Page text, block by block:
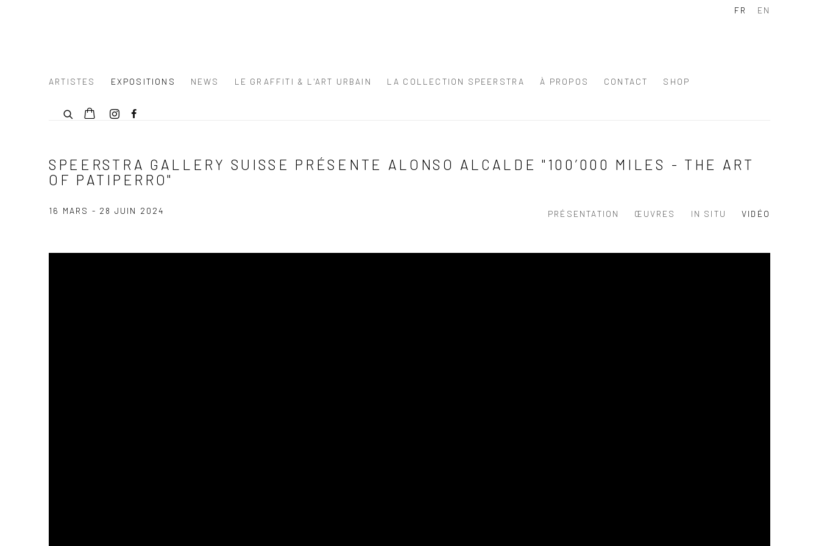
ARTISTES EXPOSITIONS NEWS LE GRAFFITI & L'ART URBAIN LA COLLECTION SPEERSTRA À PROPOS CONTACT SHOP
FR EN
SPEERSTRA GALLERY SUISSE PRÉSENTE ALONSO ALCALDE "100’000 MILES - THE ART
OF PATIPERRO"
16 MARS - 28 JUIN 2024 PRÉSENTATION ŒUVRES IN SITU VIDÉO